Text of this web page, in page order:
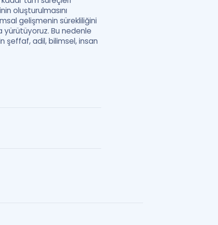
oluşturulmasını
gelişmenin sürekliliğini
yürütüyoruz. Bu nedenle
şeffaf, adil, bilimsel, insan